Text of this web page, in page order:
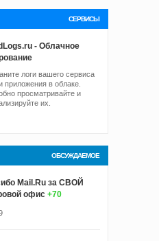
СЕРВИСЫ
- Облачное
логи вашего сервиса
приложения в облаке.
просматривайте и
их.
ОБСУЖДАЕМОЕ
Mail.Ru за СВОЙ
офис +70